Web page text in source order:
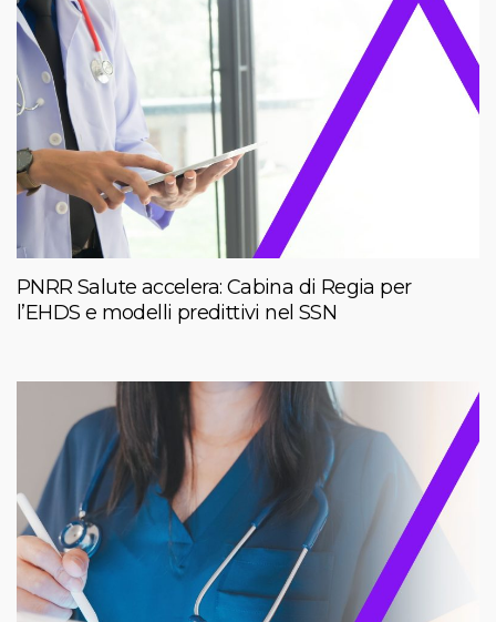
PNRR Salute accelera: Cabina di Regia per
l’EHDS e modelli predittivi nel SSN